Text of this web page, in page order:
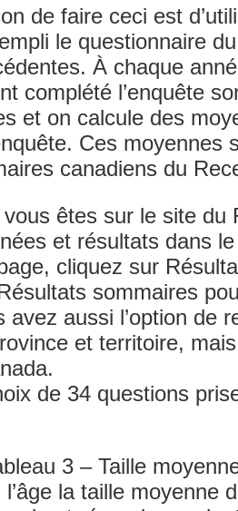
de faire ceci est
le questionnaire
À chaque
complété l’enquête
et on calcule des
Ces moyennes
canadiens du
êtes sur le site du
et résultats dans
cliquez sur
sommaires
avez aussi l’option de
et territoire,
de 34 questions
3 – Taille
la taille moyenne